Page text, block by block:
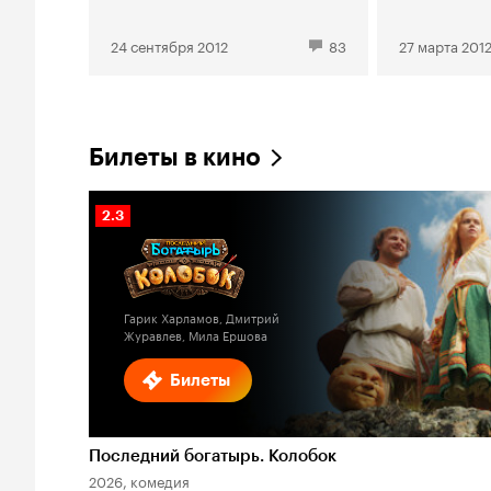
24 сентября 2012 83 27 марта 2012
Билеты в кино
Билеты
Рейтинг
Кинопоиска
2.3
Гарик Харламов, Дмитрий
Журавлев, Мила Ершова
Последний богатырь. Колобок
2026, комедия